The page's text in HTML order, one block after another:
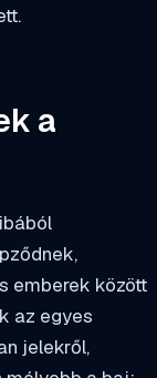
a
emberek között
az egyes
jelekről,